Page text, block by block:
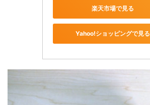
楽天市場で見る
Yahoo!ショッピングで見る